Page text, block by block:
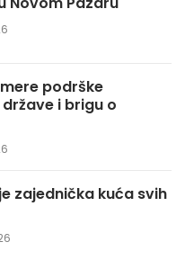
mere podrške
i brigu o
zajednička kuća svih